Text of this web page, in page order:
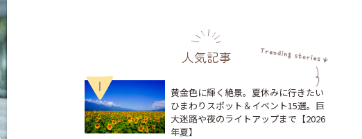
人気記事
1
黄金色に輝く絶景。夏休みに行きたい
ひまわりスポット＆イベント15選。巨
大迷路や夜のライトアップまで【2026
年夏】